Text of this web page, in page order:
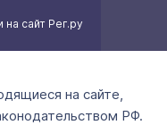
на сайт Рег.ру
на сайте,
РФ.